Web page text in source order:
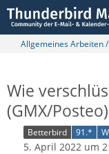
Allgemeines Arbeiten
Wie
(GMX/Posteo)
Betterbird 91.*
5. April 2022 um